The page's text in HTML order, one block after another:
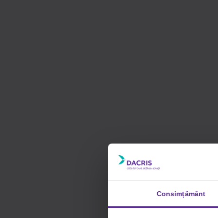
Consimțământ